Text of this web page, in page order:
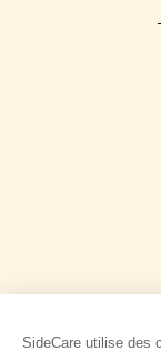
SideCare utilise des